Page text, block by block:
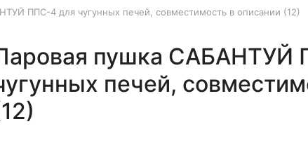
ППС-4 для чугунных печей, совместимость в описании (12)
пушка САБАНТУЙ
печей,